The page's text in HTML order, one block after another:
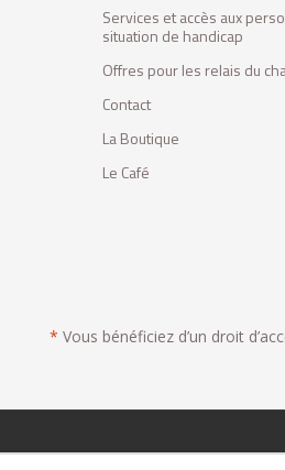
Services et accès aux
situation de handicap
Offres pour les relais du
Contact
La Boutique
Le Café
* Vous bénéficiez d’un droit